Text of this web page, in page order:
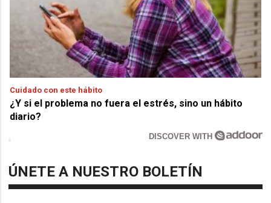
Cuidado con este hábito
¿Y si el problema no fuera el estrés, sino un hábito
diario?
DISCOVER WITH
ÚNETE A NUESTRO BOLETÍN